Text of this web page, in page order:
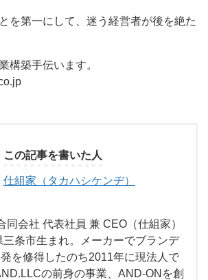
を第一にして、迷う経営者が後を絶た
構築手伝います。
この記事を書いた人
仕組家（タカハシケンヂ）
同会社 代表社員 兼 CEO（仕組家）
三条市生まれ。メーカーでブランデ
を修得したのち2011年に現法人で
の前身の事業、AND-ONを創